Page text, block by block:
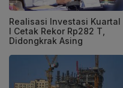
Realisasi Investasi Kuartal
I Cetak Rekor Rp282 T,
Didongkrak Asing